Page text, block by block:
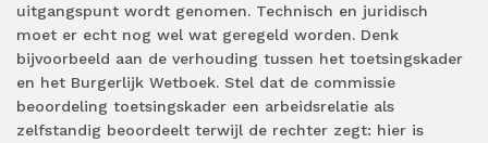
uitgangspunt wordt genomen. Technisch en juridisch
moet er echt nog wel wat geregeld worden. Denk
bijvoorbeeld aan de verhouding tussen het toetsingskader
en het Burgerlijk Wetboek. Stel dat de commissie
beoordeling toetsingskader een arbeidsrelatie als
zelfstandig beoordeelt terwijl de rechter zegt: hier is